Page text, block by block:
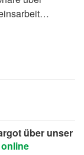
über unser
online